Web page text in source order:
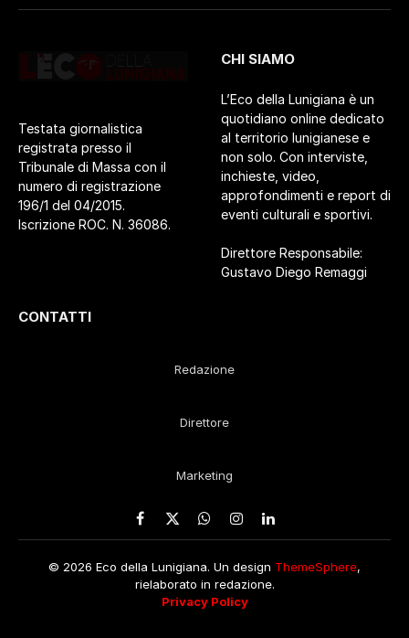
Testata giornalistica
registrata presso il
Tribunale di Massa con il
numero di registrazione
196/1 del 04/2015.
Iscrizione ROC. N. 36086.
CHI SIAMO
L’Eco della Lunigiana è un
quotidiano online dedicato
al territorio lunigianese e
non solo. Con interviste,
inchieste, video,
approfondimenti e report di
eventi culturali e sportivi.
Direttore Responsabile:
Gustavo Diego Remaggi
CONTATTI
Redazione
Direttore
Marketing
Facebook
X
WhatsApp
Instagram
LinkedIn
© 2026 Eco della Lunigiana. Un design ThemeSphere,
rielaborato in redazione.
Privacy Policy